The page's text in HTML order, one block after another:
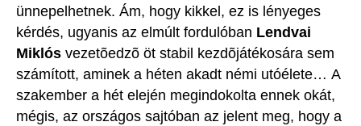
ünnepelhetnek. Ám, hogy kikkel, ez is lényeges
kérdés, ugyanis az elmúlt fordulóban Lendvai
Miklós vezetõedzõ öt stabil kezdõjátékosára sem
számított, aminek a héten akadt némi utóélete… A
szakember a hét elején megindokolta ennek okát,
mégis, az országos sajtóban az jelent meg, hogy a